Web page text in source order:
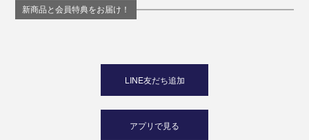
新商品と会員特典をお届け！
LINE友だち追加
アプリで見る